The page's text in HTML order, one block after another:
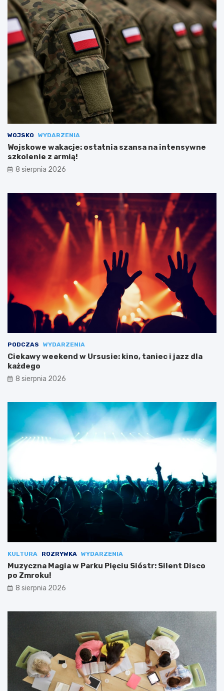
WOJSKO WYDARZENIA
Wojskowe wakacje: ostatnia szansa na intensywne
szkolenie z armią!
8 sierpnia 2026
PODCZAS WYDARZENIA
Ciekawy weekend w Ursusie: kino, taniec i jazz dla
każdego
8 sierpnia 2026
KULTURA ROZRYWKA WYDARZENIA
Muzyczna Magia w Parku Pięciu Sióstr: Silent Disco
po Zmroku!
8 sierpnia 2026